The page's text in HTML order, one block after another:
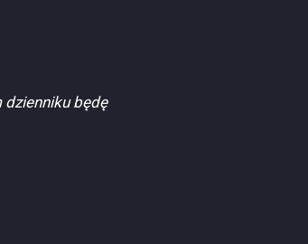
będę